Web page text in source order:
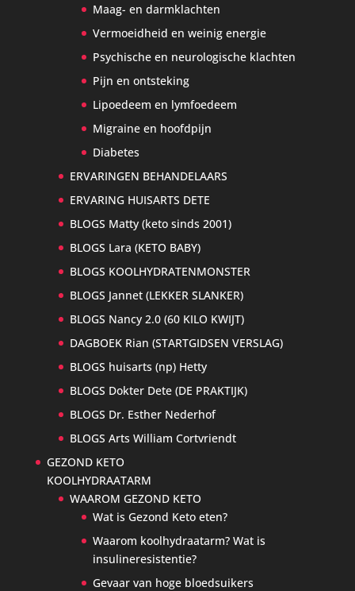
Maag- en darmklachten
Vermoeidheid en weinig energie
Psychische en neurologische klachten
Pijn en ontsteking
Lipoedeem en lymfoedeem
Migraine en hoofdpijn
Diabetes
ERVARINGEN BEHANDELAARS
ERVARING HUISARTS DETE
BLOGS Matty (keto sinds 2001)
BLOGS Lara (KETO BABY)
BLOGS KOOLHYDRATENMONSTER
BLOGS Jannet (LEKKER SLANKER)
BLOGS Nancy 2.0 (60 KILO KWIJT)
DAGBOEK Rian (STARTGIDSEN VERSLAG)
BLOGS huisarts (np) Hetty
BLOGS Dokter Dete (DE PRAKTIJK)
BLOGS Dr. Esther Nederhof
BLOGS Arts William Cortvriendt
GEZOND KETO
KOOLHYDRAATARM
WAAROM GEZOND KETO
Wat is Gezond Keto eten?
Waarom koolhydraatarm? Wat is
insulineresistentie?
Gevaar van hoge bloedsuikers